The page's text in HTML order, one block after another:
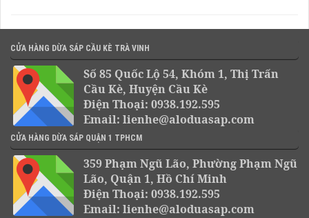
CỬA HÀNG DỪA SÁP CẦU KÈ TRÀ VINH
Số 85 Quốc Lộ 54, Khóm 1, Thị Trấn
Cầu Kè, Huyện Cầu Kè
Điện Thoại: 0938.192.595
Email: lienhe@aloduasap.com
CỬA HÀNG DỪA SÁP QUẬN 1 TPHCM
359 Phạm Ngũ Lão, Phường Phạm Ngũ
Lão, Quận 1, Hồ Chí Minh
Điện Thoại: 0938.192.595
Email: lienhe@aloduasap.com